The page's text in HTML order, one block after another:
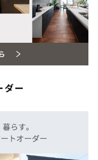
会
ダー